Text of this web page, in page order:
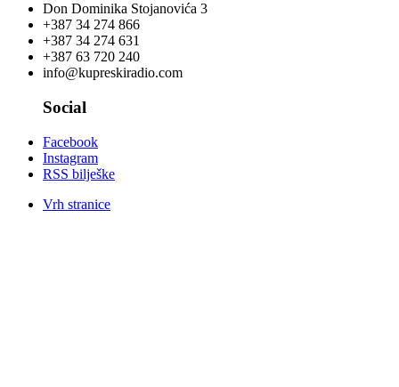
Don Dominika Stojanovića 3
+387 34 274 866
+387 34 274 631
+387 63 720 240
info@kupreskiradio.com
Social
Facebook
Instagram
RSS bilješke
Vrh stranice